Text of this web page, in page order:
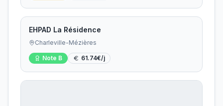
EHPAD La Résidence
Charleville-Mézières
Note B 61.74€/j